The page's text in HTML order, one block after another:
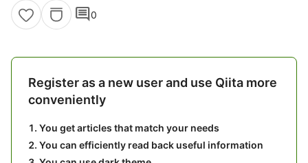
comment0
Register as a new user and use Qiita more
conveniently
You get articles that match your needs
You can efficiently read back useful information